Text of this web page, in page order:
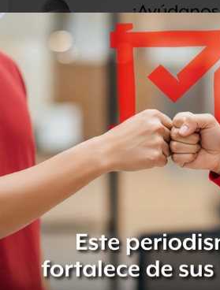
Los “tecnócratas”, agregó,hicieron
hicieron su trabajo técnico”,esto
padrones de beneficiarios.